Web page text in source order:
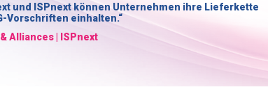
und ISPnext können Unternehmen ihre Lieferkette
Vorschriften einhalten.“
Alliances | ISPnext